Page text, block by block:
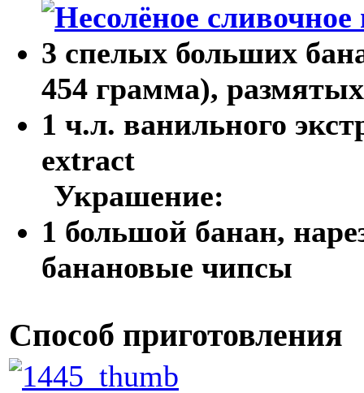
3 спелых больших
454 грамма),
1 ч.л. ванильного
extract
Украшение:
1 большой банан,
банановые чипсы
Способ приготовления